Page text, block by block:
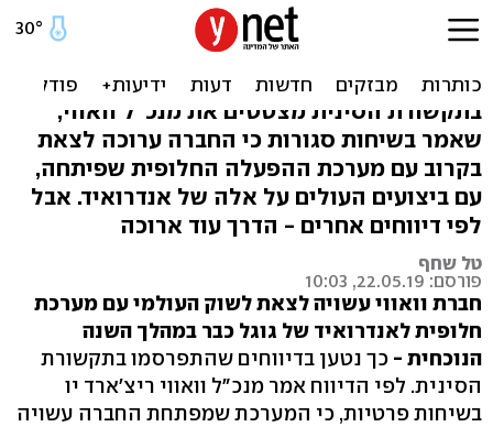
מי צריך אנדרואיד: המערכת
של וואווי בדרך
בתקשורת הסינית מצטטים את מנכ"ל וואווי,
שאמר בשיחות סגורות כי החברה ערוכה לצאת
בקרוב עם מערכת ההפעלה החלופית שפיתחה,
עם ביצועים העולים על אלה של אנדרואיד. אבל
לפי דיווחים אחרים - הדרך עוד ארוכה
טל שחף
פורסם: 22.05.19, 10:03
חברת וואווי עשויה לצאת לשוק העולמי עם מערכת
חלופית לאנדרואיד של גוגל כבר במהלך השנה
הנוכחית - כך נטען בדיווחים שהתפרסמו בתקשורת
הסינית. לפי הדיווח אמר מנכ"ל וואווי ריצ'ארד יו
בשיחות פרטיות, כי המערכת שמפתחת החברה עשויה